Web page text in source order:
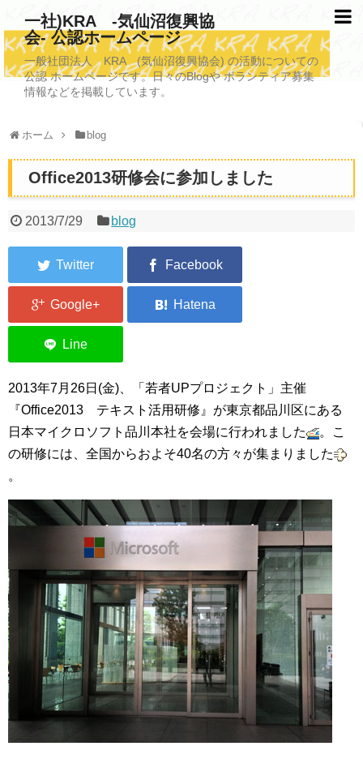
一社)KRA -気仙沼復興協
会- 公認ホームページ
一般社団法人 KRA (気仙沼復興協会) の活動についての
公認 ホームページです。日々のBlogや ボランティア募集
情報などを掲載しています。
ホーム blog
Office2013研修会に参加しました
2013/7/29 blog
2013年7月26日(金)、「若者UPプロジェクト」主催
『Office2013 テキスト活用研修』が東京都品川区にある
日本マイクロソフト品川本社を会場に行われました
。こ
の研修には、全国からおよそ40名の方々が集まりました
。
TOPページ
KRAについて
写真救済事業
福祉事業
埋蔵発掘/資料整備事業
2026年3月11日捜索活動ボランティア募集 NEW
集中捜索活動の記録
ボランティア募集要項
ボランティアさん集合写真館
被災者支援活動【休止中】
港町の縫いっ娘ぶらぐ
港町の編みっ娘ぶらぐ
編みっ娘たち紹介
KRA BLOG
リンク
お問い合わせ